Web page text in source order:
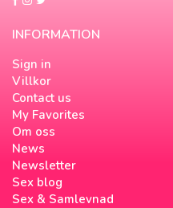
INFORMATION
Sign in
Villkor
Contact us
My Favorites
Om oss
News
Newsletter
Sex blog
Sex & Samlevnad